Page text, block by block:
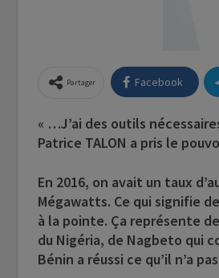
Partager Facebook
« …J’ai des outils
Patrice TALON a pris le
En 2016, on avait un taux
Mégawatts. Ce qui signifie
à la pointe. Ça représente
du Nigéria, de Nagbeto qui
Bénin a réussi ce qu’il n’a